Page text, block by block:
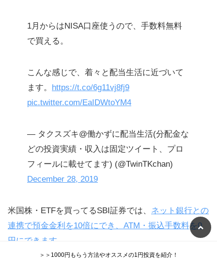
1月からはNISA口座使うので、手数料無料
で買える。
こんな感じで、着々と配当生活に近づいて
ます。
https://t.co/6g11vj8fj9
pic.twitter.com/EaIDWtoYM4
— タクスズキ@働かずに配当生活(分配金な
どの投資実績・収入は固定ツイート、プロ
フィールに載せてます) (@TwinTKchan)
December 28, 2019
米国株・ETFを買ってるSBI証券では、 ネット銀行との
連携で預金金利を10倍にでき、ATM・振込手数料を0
円にできます
＞＞1000円もらう方法やオススメの1円投資を紹介！